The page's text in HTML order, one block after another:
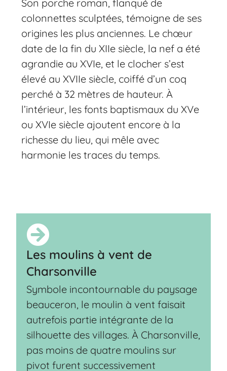
Son porche roman, flanqué de
colonnettes sculptées, témoigne de ses
origines les plus anciennes. Le chœur
date de la fin du XIIe siècle, la nef a été
agrandie au XVIe, et le clocher s’est
élevé au XVIIe siècle, coiffé d’un coq
perché à 32 mètres de hauteur. À
l’intérieur, les fonts baptismaux du XVe
ou XVIe siècle ajoutent encore à la
richesse du lieu, qui mêle avec
harmonie les traces du temps.
Les moulins à vent de
Charsonville
Symbole incontournable du paysage
beauceron, le moulin à vent faisait
autrefois partie intégrante de la
silhouette des villages. À Charsonville,
pas moins de quatre moulins sur
pivot furent successivement